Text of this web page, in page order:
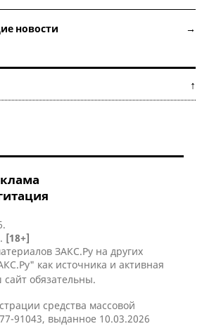
новости →
персон ↑
[18+]
ЗАКС.Ру на других
как источника и активная
обязательны.
средства массовой
91043, выданное 10.03.2026